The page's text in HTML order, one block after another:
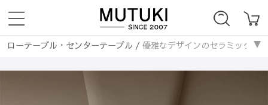
ローテーブル・センターテーブル / 優雅なデザインのセラミック
ローテーブル・センターテーブル